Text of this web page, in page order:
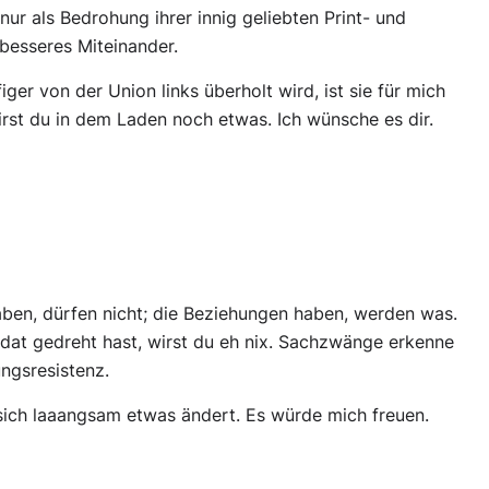
als Bedrohung ihrer innig geliebten Print- und
Miteinander.
von der Union links überholt wird, ist sie für mich
du in dem Laden noch etwas. Ich wünsche es dir.
dürfen nicht; die Beziehungen haben, werden was.
gedreht hast, wirst du eh nix. Sachzwänge erkenne
laaangsam etwas ändert. Es würde mich freuen.